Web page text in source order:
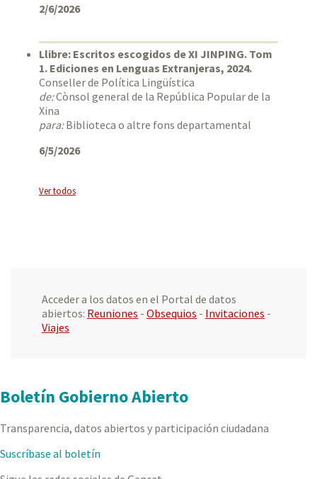
2/6/2026
Llibre: Escritos escogidos de XI JINPING. Tom
1. Ediciones en Lenguas Extranjeras, 2024.
Conseller de Política Lingüística
de:Cònsol general de la República Popular de la
Xina
para:Biblioteca o altre fons departamental
6/5/2026
Ver todos
Acceder a los datos en el Portal de datos
abiertos: Reuniones - Obsequios - Invitaciones -
Viajes
Boletín Gobierno Abierto
Transparencia, datos abiertos y participación ciudadana
Suscríbase al boletín